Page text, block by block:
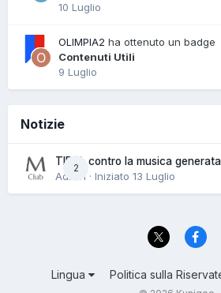
10 Luglio
OLIMPIA2 ha ottenuto un badge
Contenuti Utili
9 Luglio
Notizie
2
TIDAL contro la musica
Admin · Iniziato 13 Luglio
Lingua Politica sulla